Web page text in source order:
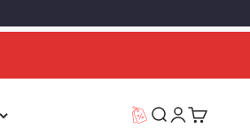
Vorteilswelt
Suche